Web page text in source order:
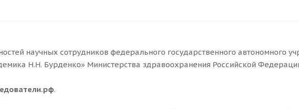
научных сотрудников федерального государственного автономного
Н.Н. Бурденко» Министерства здравоохранения Российской
.